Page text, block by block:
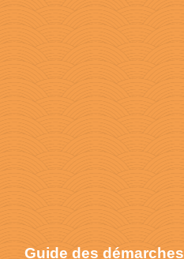
Guide des démarches